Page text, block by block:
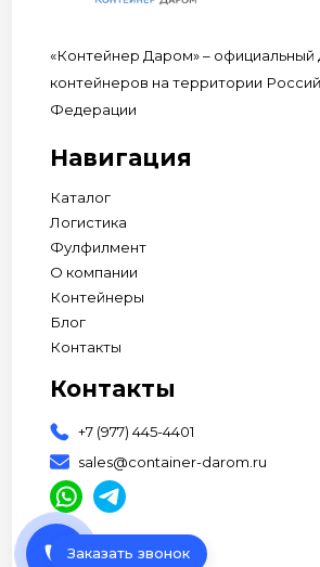
phone
«Контейнер Даром» – официальный
контейнеров на территории
Федерации
Навигация
Каталог
Логистика
Фулфилмент
О компании
Контейнеры
Блог
Контакты
Контакты
+7 (977) 445-4401
sales@container-darom.ru
Заказать звонок